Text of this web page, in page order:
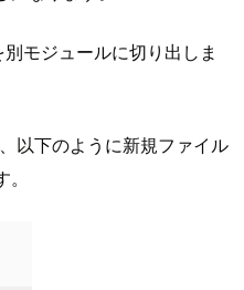
モジュールに切り出しま
以下のように新規ファイル